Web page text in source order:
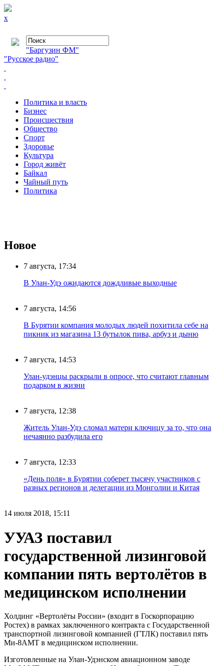
x
"Баргузин ФМ"
"Русское радио"
Политика и власть
Бизнес
Происшествия
Общество
Cпорт
Здоровье
Культура
Город живёт
Байкал
Чайный путь
Политика
Новое
7 августа, 17:34
В Улан-Удэ ожидаются дождливые выходные
7 августа, 14:56
В Бурятии компания молодых людей похитила себе на
пикник из магазина 13 бутылок пива, арбуз и дыню
7 августа, 14:53
Улан-удэнцы раскрыли в опросе, что считают главным
подарком в жизни
7 августа, 12:38
Житель Улан-Удэ сломал матери ключицу за то, что она
нечаянно разбудила его
7 августа, 12:33
«День поля» в Бурятии соберет тысячу участников с
разных регионов и делегации из Монголии и Китая
14 июля 2018, 15:11
УУАЗ поставил
государственной лизинговой
компании пять вертолётов в
медицинском исполнении
Холдинг «Вертолёты России» (входит в Госкорпорацию
Ростех) в рамках заключенного контракта с Государственной
транспортной лизинговой компанией (ГТЛК) поставил пять
Ми-8АМТ в медицинском исполнении.
Изготовленные на Улан-Удэнском авиационном заводе